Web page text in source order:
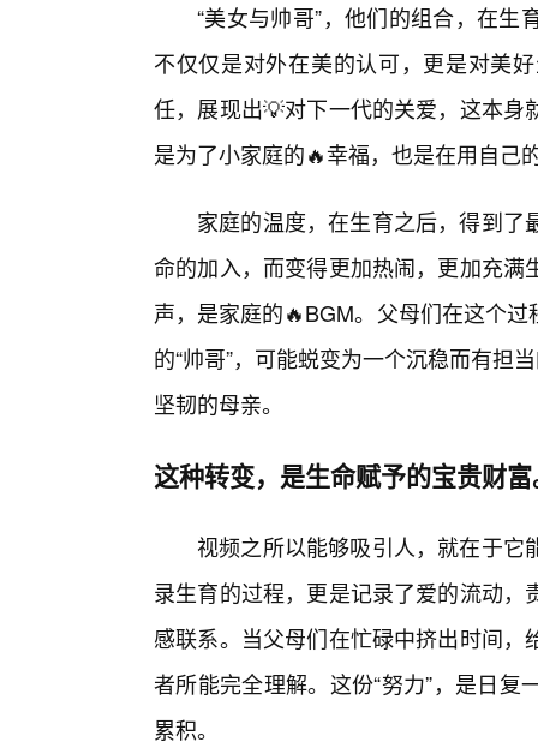
“美女与帅哥”，他们的组合，在
不仅仅是对外在美的认可，更是对美
任，展现出💡对下一代的关爱，这本
是为了小家庭的🔥幸福，也是在用自己
家庭的温度，在生育之后，得到
命的加入，而变得更加热闹，更加充
声，是家庭的🔥BGM。父母们在这个
的“帅哥”，可能蜕变为一个沉稳而有担
坚韧的母亲。
这种转变，是生命赋予的宝贵财
视频之所以能够吸引人，就在于
录生育的过程，更是记录了爱的流动
感联系。当父母们在忙碌中挤出时间
者所能完全理解。这份“努力”，是日
累积。